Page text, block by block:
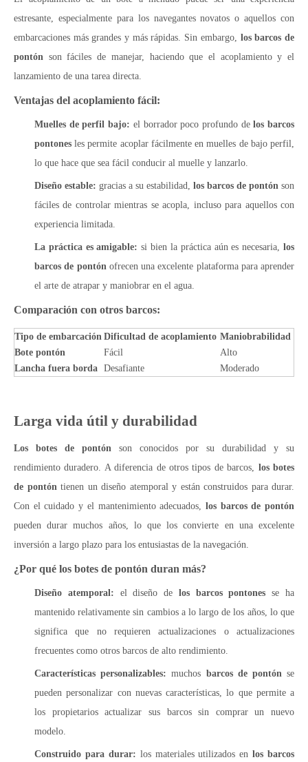
estresante, especialmente para los navegantes novatos o aquellos con
embarcaciones más grandes y más rápidas. Sin embargo, los barcos de
pontón son fáciles de manejar, haciendo que el acoplamiento y el
lanzamiento de una tarea directa.
Ventajas del acoplamiento fácil:
Muelles de perfil bajo: el borrador poco profundo delos barcos
pontonesles permite acoplar fácilmente en muelles de bajo perfil,
lo que hace que sea fácil conducir al muelle y lanzarlo.
Diseño estable: gracias a su estabilidad, los barcos de pontón son
fáciles de controlar mientras se acopla, incluso para aquellos con
experiencia limitada.
La práctica es amigable:si bien la práctica aún es necesaria,los
barcos de pontón ofrecen una excelente plataforma para aprender
el arte de atrapar y maniobrar en el agua.
Comparación con otros barcos:
Tipo de embarcación Dificultad de acoplamiento Maniobrabilidad
Bote pontón
Fácil
Alto
Lancha fuera borda Desafiante Moderado
Larga vida útil y durabilidad
Los botes de pontón son conocidos por su durabilidad y su
rendimiento duradero. A diferencia de otros tipos de barcos, los botes
de pontón tienen un diseño atemporal y están construidos para durar.
Con el cuidado y el mantenimiento adecuados, los barcos de pontón
pueden durar muchos años, lo que los convierte en una excelente
inversión a largo plazo para los entusiastas de la navegación.
¿Por qué los botes de pontón duran más?
Diseño atemporal: el diseño de los barcos pontonesse ha
mantenido relativamente sin cambios a lo largo de los años, lo que
significa que no requieren actualizaciones o actualizaciones
frecuentes como otros barcos de alto rendimiento.
Características personalizables:muchos barcos de pontónse
pueden personalizar con nuevas características, lo que permite a
los propietarios actualizar sus barcos sin comprar un nuevo
modelo.
Construido para durar: los materiales utilizados enlos barcos